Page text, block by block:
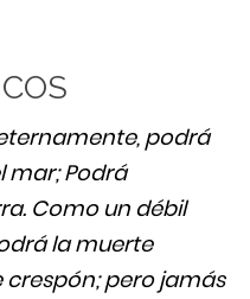
podrá
mar; Podrá
Como un débil
la muerte
pero jamás